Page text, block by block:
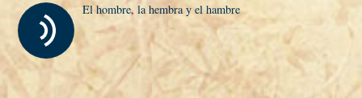
El hombre, la hembra y el hambre